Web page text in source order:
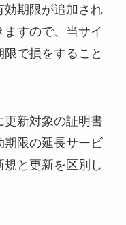
効期限が追加され
すので、当サイ
限で損をすること
更新対象の証明書
期限の延長サービ
と更新を区別し